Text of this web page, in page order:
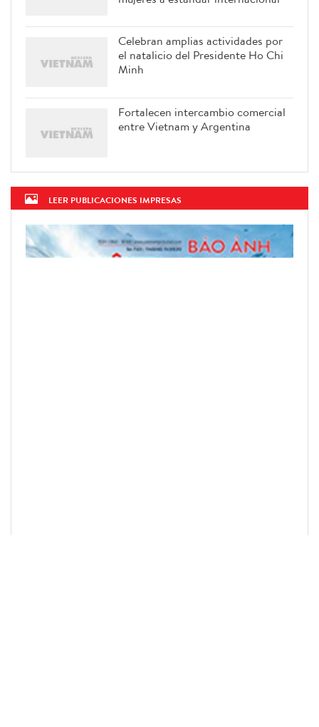
Celebran amplias actividades por
el natalicio del Presidente Ho Chi
Minh
Fortalecen intercambio comercial
entre Vietnam y Argentina
LEER PUBLICACIONES IMPRESAS